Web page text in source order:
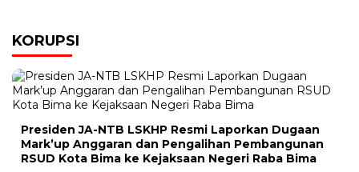
KORUPSI
Presiden JA-NTB LSKHP Resmi Laporkan Dugaan
Mark’up Anggaran dan Pengalihan Pembangunan
RSUD Kota Bima ke Kejaksaan Negeri Raba Bima